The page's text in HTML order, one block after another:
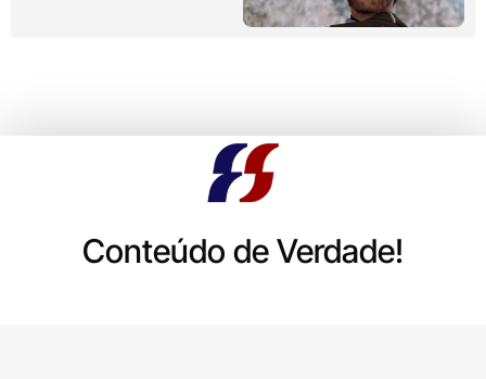
Conteúdo de Verdade!